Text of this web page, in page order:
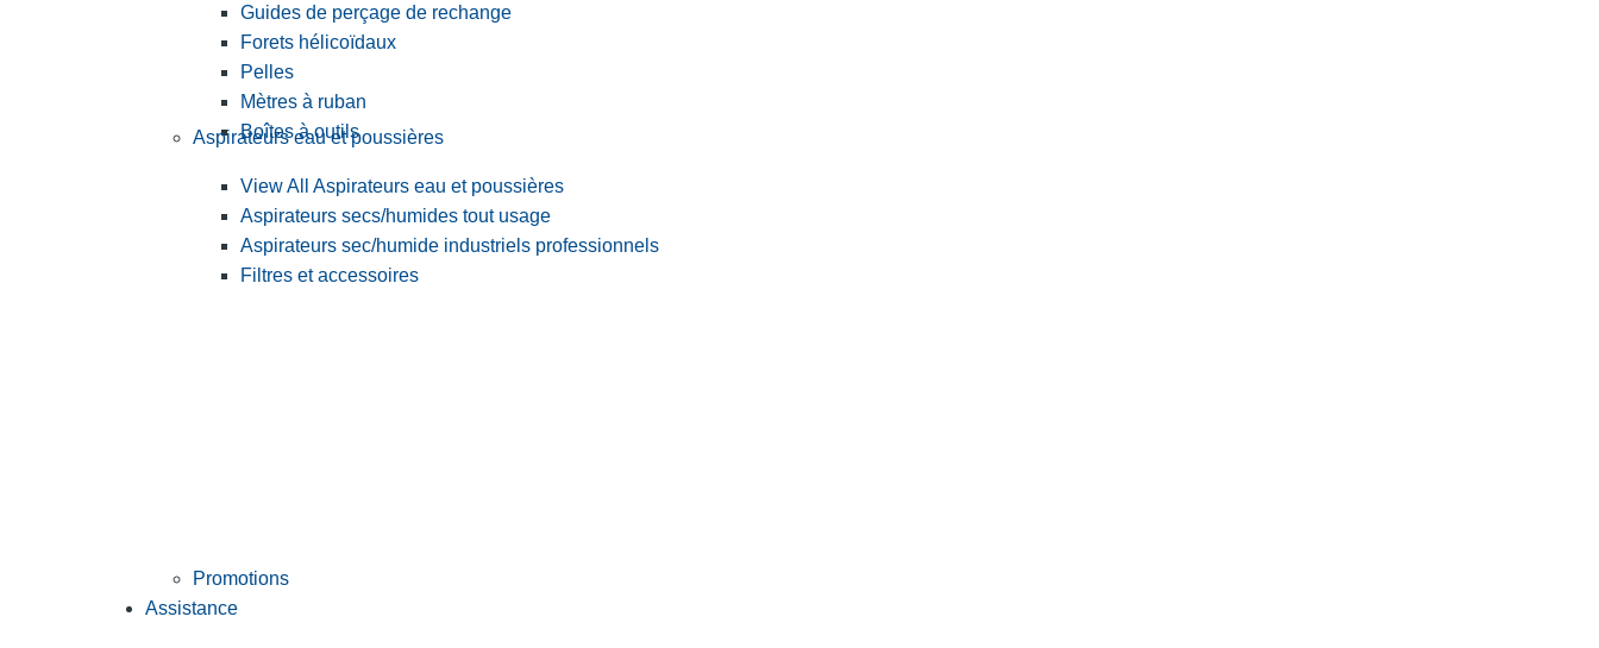
Guides de perçage de rechange
Forets hélicoïdaux
Pelles
Mètres à ruban
Boîtes à outils
Aspirateurs eau et poussières
View All Aspirateurs eau et poussières
Aspirateurs secs/humides tout usage
Aspirateurs sec/humide industriels professionnels
Filtres et accessoires
Promotions
Assistance